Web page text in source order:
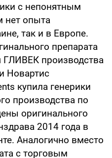
с непонятным
нет опыта
так и в Европе.
препарата
производства
Новартис
купила генерики
производства по
оригинального
2014 года в
Аналогично вместо
с торговым